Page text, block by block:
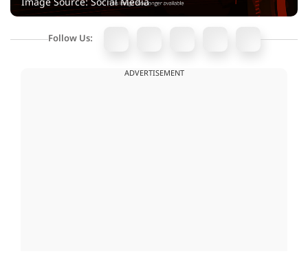
Image Source: Social Media
Follow Us:
ADVERTISEMENT